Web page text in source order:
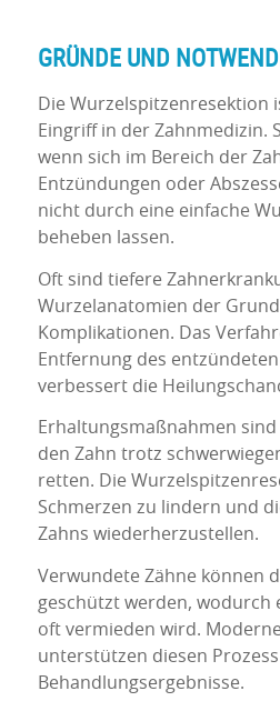
GRÜNDE UND
Die Wurzelspitzenresektion
Eingriff in der Zahnmedizin.
wenn sich im Bereich der
Entzündungen oder
nicht durch eine einfache
beheben lassen.
Oft sind tiefere
Wurzelanatomien der
Komplikationen. Das
Entfernung des
verbessert die
Erhaltungsmaßnahmen
den Zahn trotz
retten. Die
Schmerzen zu lindern und
Zahns wiederherzustellen.
Verwundete Zähne können
geschützt werden, wodurch
oft vermieden wird.
unterstützen diesen
Behandlungsergebnisse.